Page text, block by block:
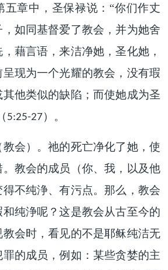
五章中，圣保禄说：“你们作丈
如同基督爱了教会，并为她舍
藉言语，来洁净她，圣化她，
现为一个光耀的教会，没有瑕
他类似的缺陷；而使她成为圣
5:25-27 ）。
会）。祂的死亡净化了她，使
教会的成员（你、我，以及他
得不纯浄、有污点。那么，教会
纯浄呢？这是教会从古至今的
会时，看见的不是耶稣纯洁无
的成员，例如：某些贪婪的主